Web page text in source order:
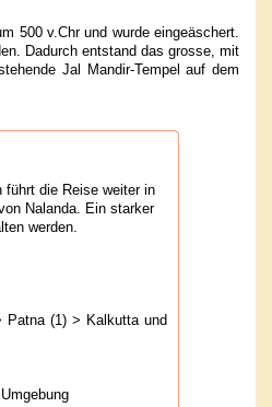
500 v.Chr und wurde eingeäschert.
Dadurch entstand das grosse, mit
Jal Mandir-Tempel auf dem
führt die Reise weiter in
Nalanda. Ein starker
werden.
Patna (1) > Kalkutta und